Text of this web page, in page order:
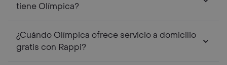
tiene Olímpica?
¿Cuándo Olímpica ofrece servicio a domicilio
gratis con Rappi?